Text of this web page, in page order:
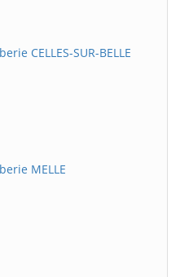
CELLES-SUR-BELLE
MELLE